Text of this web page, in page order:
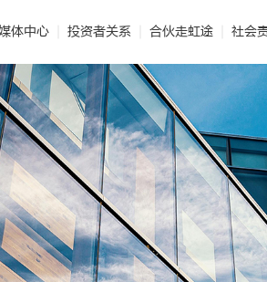
业文化 · 世界的东方雨虹 · 光荣使
温 · 民用建材 · 非织造布 ·
· 智能制造 · 标准化施工 · 业
体中心
· 公司新闻 · 技术解读 · 视频合辑
投资者关系
· 公司报告 · 投资者互动
合伙走虹途 社会
· 社